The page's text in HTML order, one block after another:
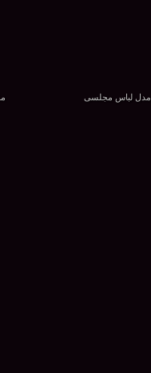
مدل لباس مجلسی